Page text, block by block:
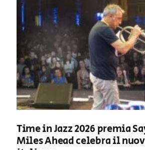
Time in Jazz 2026 premia
Miles Ahead celebra il